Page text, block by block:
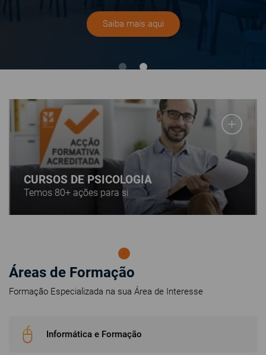
Saiba mais aqui
CURSOS DE PSICOLOGIA
Temos 80+ ações para si
Áreas de Formação
Formação Especializada na sua Área de Interesse
Informática e Formação